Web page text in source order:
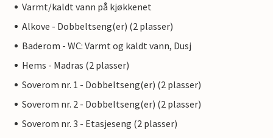
Varmt/kaldt vann på kjøkkenet
Alkove - Dobbeltseng(er) (2 plasser)
Baderom - WC: Varmt og kaldt vann, Dusj
Hems - Madras (2 plasser)
Soverom nr. 1 - Dobbeltseng(er) (2 plasser)
Soverom nr. 2 - Dobbeltseng(er) (2 plasser)
Soverom nr. 3 - Etasjeseng (2 plasser)